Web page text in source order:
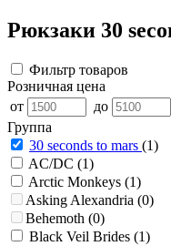
Рюкзаки 30
Фильтр товаров
Розничная цена
от
до
Группа
30 seconds to mars (1)
AC/DC (1)
Arctic Monkeys (1)
Asking Alexandria (0)
Behemoth (0)
Black Veil Brides (1)